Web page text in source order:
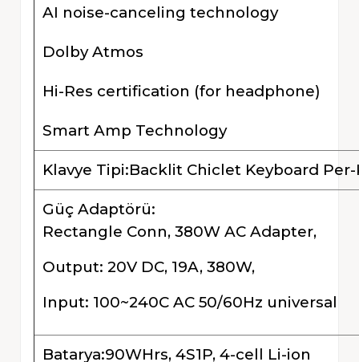
AI noise-canceling technology
Dolby Atmos
Hi-Res certification (for headphone)
Smart Amp Technology
Klavye Tipi:Backlit Chiclet Keyboard Per-
Güç Adaptörü:
Rectangle Conn, 380W AC Adapter,
Output: 20V DC, 19A, 380W,
Input: 100~240C AC 50/60Hz universal
Batarya:90WHrs, 4S1P, 4-cell Li-ion